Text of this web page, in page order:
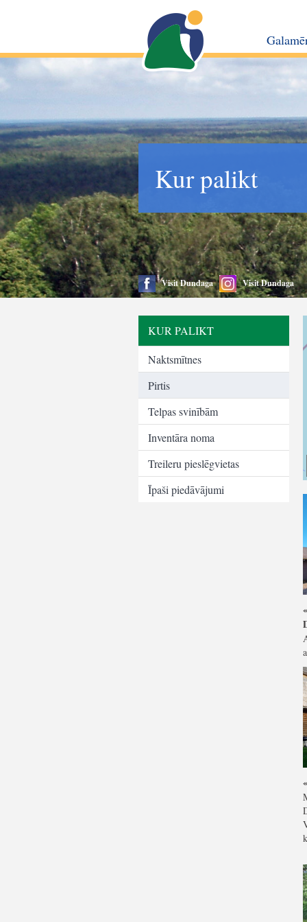
Kur palikt
Visit Dundaga Visit Dundaga
KUR PALIKT
Naktsmītnes
Pirtis
Telpas svinībām
Inventāra noma
Treileru pieslēgvietas
Īpaši piedāvājumi